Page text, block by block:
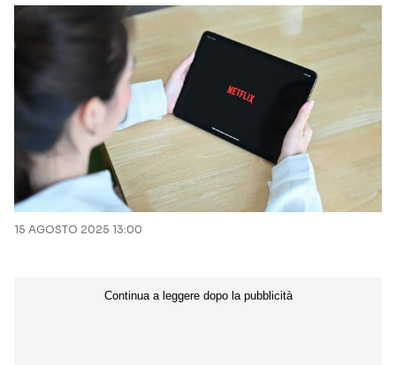
Seguici sui social
15 AGOSTO 2025 13:00